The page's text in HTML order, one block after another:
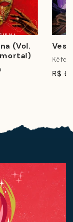
(Vol.
R$